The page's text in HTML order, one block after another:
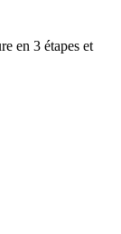
en 3 étapes et